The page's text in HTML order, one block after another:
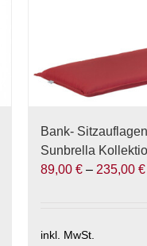
Bank-
Sunbrella
89,00 € – 235,00 €
inkl. MwSt.